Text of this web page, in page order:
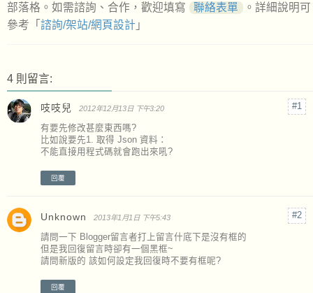
sHTML += '<div style="margin-lef
t:' + (w + 10) + 'px; word-wrap: break-wor
d; word-break: break-all;"><a href="'+ lin
th;"/></li>';
}
sHTML += '</ul>';
on.feed.entry.length), nIndex, nTotalComme
nt);
document.getElementById('RecentCommentsA
}
</script>
部落格。如需諮詢、合作，歡迎填寫
聯絡表單
。詳細說明可
參考「 諮詢/架站/網頁設計 」
4 則留言:
吱吱兒 2012年12月13日 下午3:20
有要先修改甚麼東西嗎?
比如說要先1. 取得 Json 資料：
不能直接用程式碼就會跑出來吼?
回覆
Unknown 2013年1月1日 下午5:43
請問一下 Blogger留言者打上留言什底下是沒有框的
但是我回復留言時卻有一個黑框~
請問新版的 該如何設定我回復時不要有框呢?
回覆